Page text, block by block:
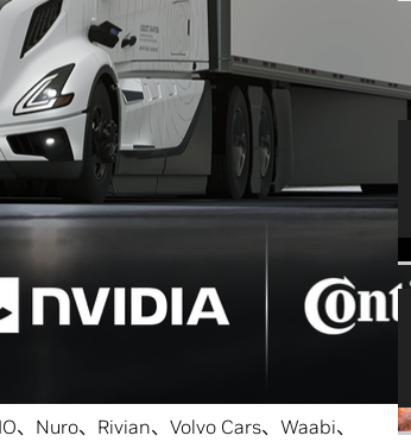
でのシミュレーション、そして車内
り、 NVIDIAのオートモーティブ関連事
、次のように述べています。「自律走行
一つになるでしょう。NVIDIAは、20年
専門知識、そしてCUDA AVプラットフ
す。」
したドライバーレス トラックを大規模
した。DriveOSを実行するNVIDIAのア
年に量産を計画しているレベル4の自
Nuro、Rivian、Volvo Cars、Waabi、